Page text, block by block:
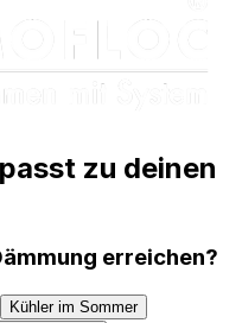
zu deinen
erreichen?
Kühler im Sommer